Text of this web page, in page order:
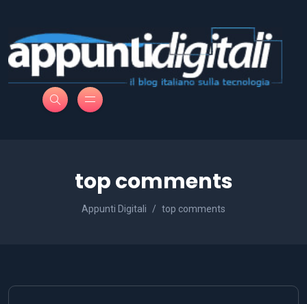
top comments
Appunti Digitali top comments